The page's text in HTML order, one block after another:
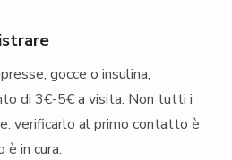
gocce o insulina,
di 3€-5€ a visita. Non tutti i
verificarlo al primo contatto è
in cura.